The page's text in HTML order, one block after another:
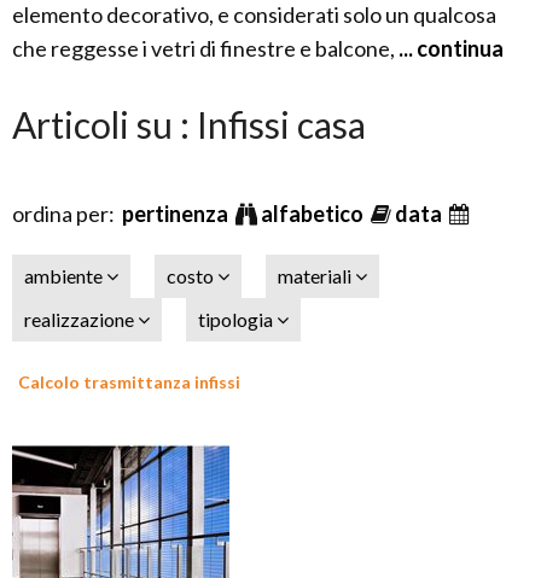
elemento decorativo, e considerati solo un qualcosa
che reggesse i vetri di finestre e balcone, ... continua
Articoli su : Infissi casa
ordina per: pertinenza alfabetico data
ambiente costo
materiali
realizzazione
tipologia
Calcolo trasmittanza infissi